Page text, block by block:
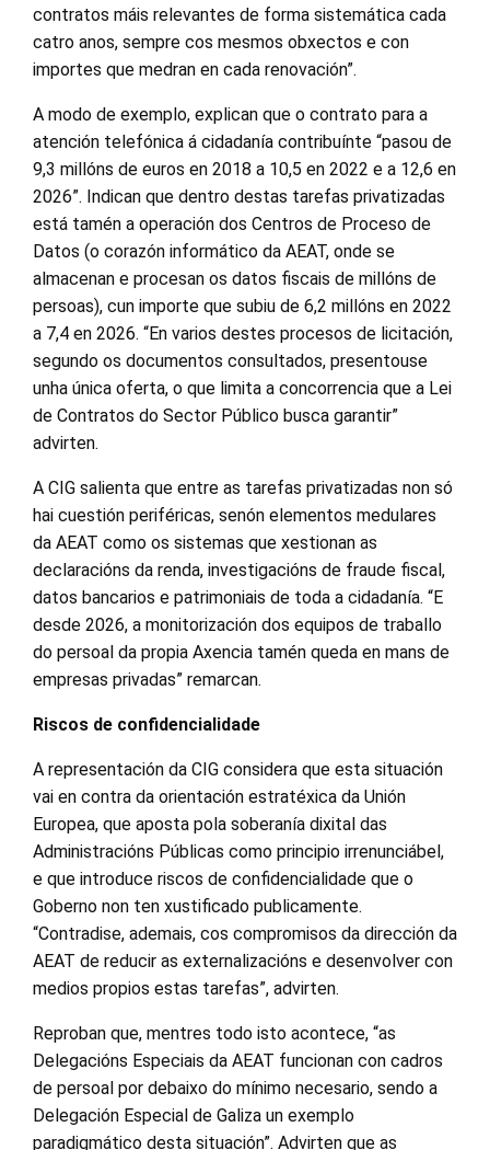
contratos máis relevantes de forma sistemática cada
catro anos, sempre cos mesmos obxectos e con
importes que medran en cada renovación”.
A modo de exemplo, explican que o contrato para a
atención telefónica á cidadanía contribuínte “pasou de
9,3 millóns de euros en 2018 a 10,5 en 2022 e a 12,6 en
2026”. Indican que dentro destas tarefas privatizadas
está tamén a operación dos Centros de Proceso de
Datos (o corazón informático da AEAT, onde se
almacenan e procesan os datos fiscais de millóns de
persoas), cun importe que subiu de 6,2 millóns en 2022
a 7,4 en 2026. “En varios destes procesos de licitación,
segundo os documentos consultados, presentouse
unha única oferta, o que limita a concorrencia que a Lei
de Contratos do Sector Público busca garantir”
advirten.
A CIG salienta que entre as tarefas privatizadas non só
hai cuestión periféricas, senón elementos medulares
da AEAT como os sistemas que xestionan as
declaracións da renda, investigacións de fraude fiscal,
datos bancarios e patrimoniais de toda a cidadanía. “E
desde 2026, a monitorización dos equipos de traballo
do persoal da propia Axencia tamén queda en mans de
empresas privadas” remarcan.
Riscos de confidencialidade
A representación da CIG considera que esta situación
vai en contra da orientación estratéxica da Unión
Europea, que aposta pola soberanía dixital das
Administracións Públicas como principio irrenunciábel,
e que introduce riscos de confidencialidade que o
Goberno non ten xustificado publicamente.
“Contradise, ademais, cos compromisos da dirección da
AEAT de reducir as externalizacións e desenvolver con
medios propios estas tarefas”, advirten.
Reproban que, mentres todo isto acontece, “as
Delegacións Especiais da AEAT funcionan con cadros
de persoal por debaixo do mínimo necesario, sendo a
Delegación Especial de Galiza un exemplo
paradigmático desta situación”. Advirten que as